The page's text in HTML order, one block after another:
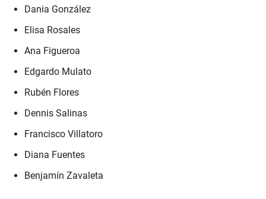
Dania González
Elisa Rosales
Ana Figueroa
Edgardo Mulato
Rubén Flores
Dennis Salinas
Francisco Villatoro
Diana Fuentes
Benjamín Zavaleta